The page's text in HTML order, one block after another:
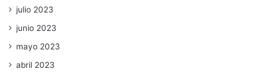
julio 2023
junio 2023
mayo 2023
abril 2023